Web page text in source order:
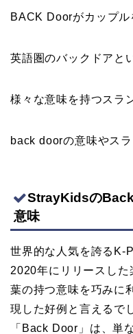
BACK Doorがカップ
英語圏のバックドアと
様々な意味を持つスラ
back doorの意味やス
StrayKidsの
意味
世界的な人気を誇るK-
2020年にリリースし
葉の持つ意味を巧みに
現した好例と言えるで
「Back Door」は、単